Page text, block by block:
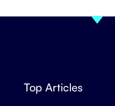
Top Articles